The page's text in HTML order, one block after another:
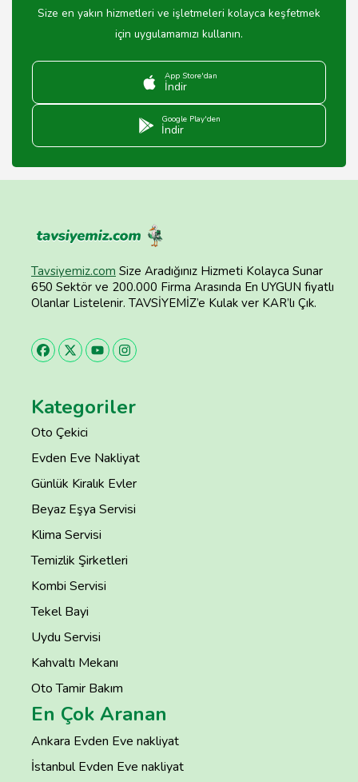
Size en yakın hizmetleri ve işletmeleri kolayca keşfetmek
için uygulamamızı kullanın.
App Store'dan
İndir
Google Play'den
İndir
Tavsiyemiz.com Size Aradığınız Hizmeti Kolayca Sunar
650 Sektör ve 200.000 Firma Arasında En UYGUN fiyatlı
Olanlar Listelenir. TAVSİYEMİZ’e Kulak ver KAR’lı Çık.
Kategoriler
Oto Çekici
Evden Eve Nakliyat
Günlük Kiralık Evler
Beyaz Eşya Servisi
Klima Servisi
Temizlik Şirketleri
Kombi Servisi
Tekel Bayi
Uydu Servisi
Kahvaltı Mekanı
Oto Tamir Bakım
En Çok Aranan
Ankara Evden Eve nakliyat
İstanbul Evden Eve nakliyat